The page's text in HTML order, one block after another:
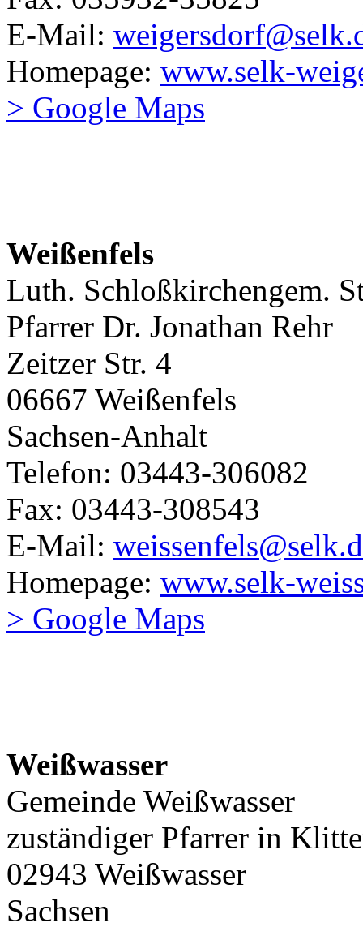
E-Mail:
Homepage: www.selk-
> Google Maps
Weißenfels
Luth. Schloßkirchengem.
Pfarrer Dr. Jonathan Rehr
Zeitzer Str. 4
06667 Weißenfels
Sachsen-Anhalt
Telefon: 03443-306082
Fax: 03443-308543
E-Mail:
Homepage: www.selk-
> Google Maps
Weißwasser
Gemeinde Weißwasser
zuständiger Pfarrer in
02943 Weißwasser
Sachsen